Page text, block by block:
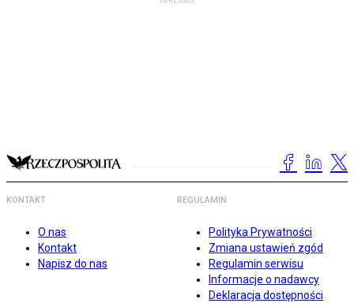
KONTAKT
O nas
Kontakt
Napisz do nas
REGULAMIN
Polityka Prywatności
Zmiana ustawień zgód
Regulamin serwisu
Informacje o nadawcy
Deklaracja dostępności